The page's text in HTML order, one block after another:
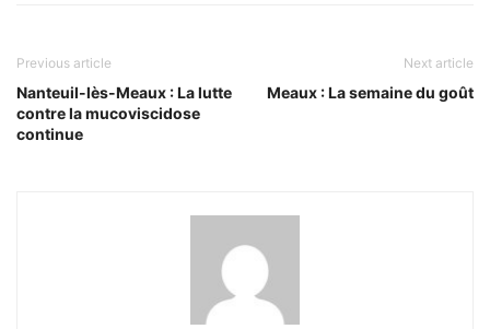
Previous article
Nanteuil-lès-Meaux : La lutte
contre la mucoviscidose
continue
Next article
Meaux : La semaine du goût